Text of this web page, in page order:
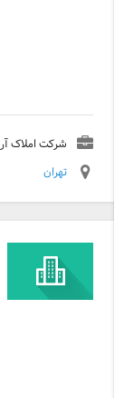
شرکت املاک آریا
تهران